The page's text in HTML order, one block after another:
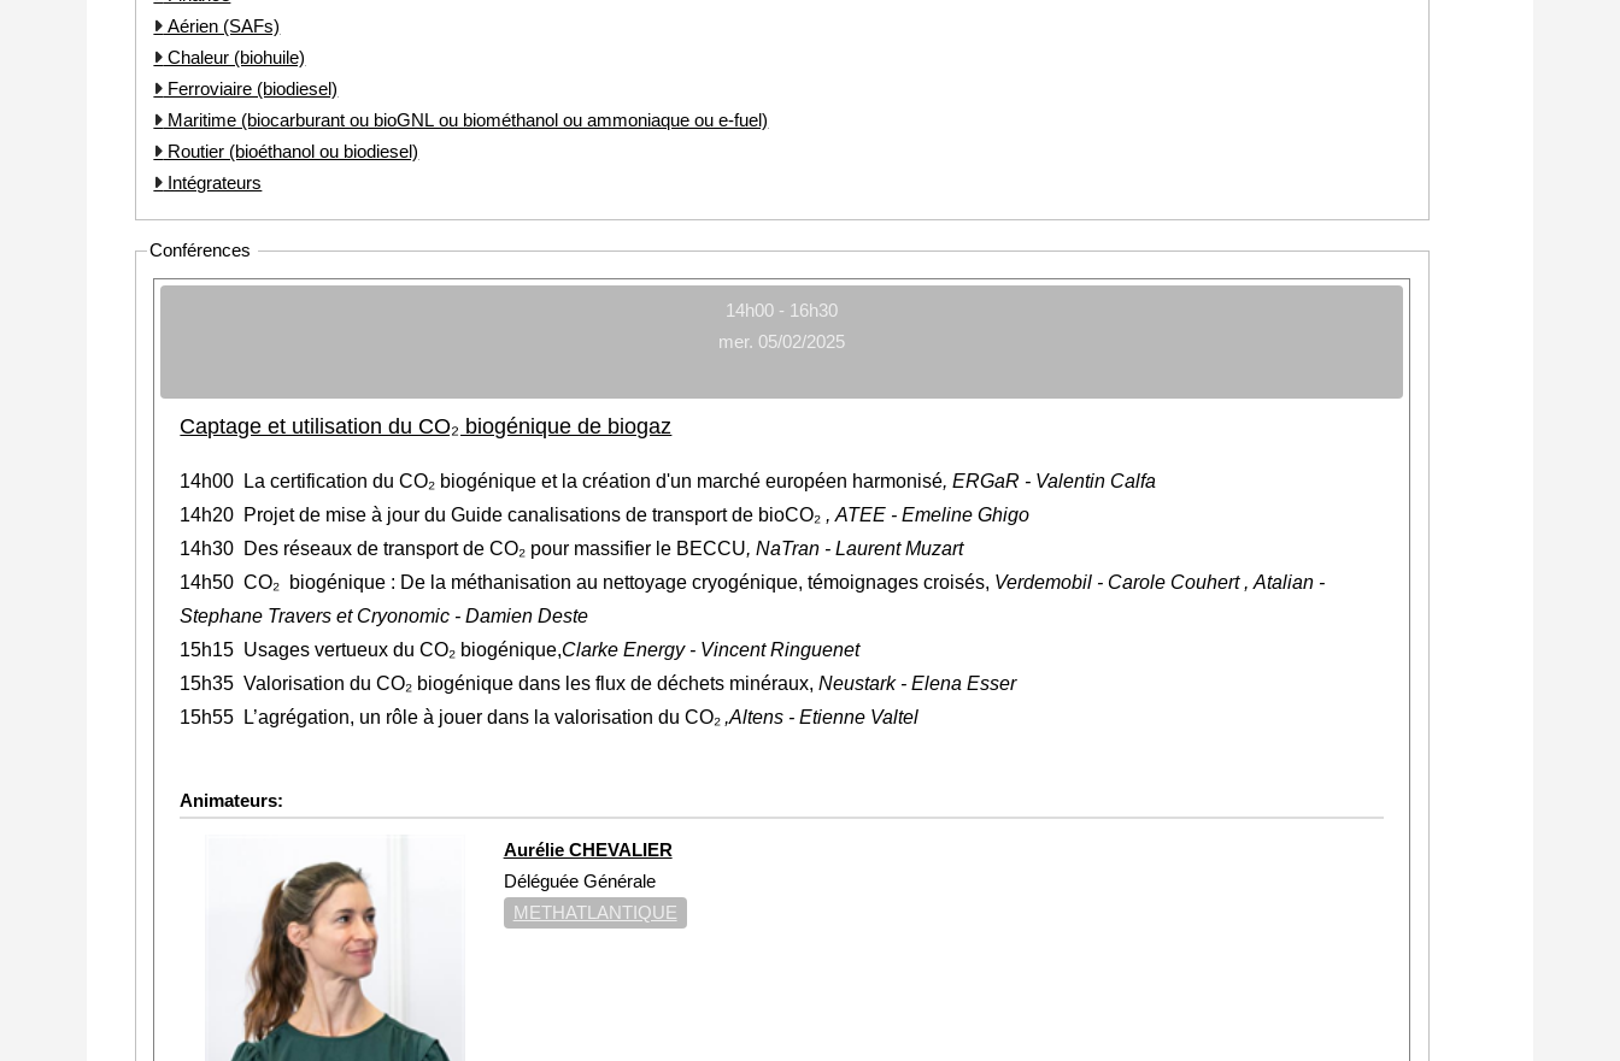
Aérien (SAFs)
Chaleur (biohuile)
Ferroviaire (biodiesel)
Maritime (biocarburant ou bioGNL ou biométhanol ou ammoniaque ou e-fuel)
Routier (bioéthanol ou biodiesel)
Intégrateurs
Conférences
14h00 - 16h30
mer. 05/02/2025
Captage et utilisation du CO₂ biogénique de biogaz
14h00 La certification du CO₂ biogénique et la création d'un marché européen harmonisé, ERGaR - Valentin Calfa
14h20 Projet de mise à jour du Guide canalisations de transport de bioCO₂ ,ATEE - Emeline Ghigo
14h30 Des réseaux de transport de CO₂ pour massifier le BECCU, NaTran - Laurent Muzart
14h50 CO₂ biogénique : De la méthanisation au nettoyage cryogénique, témoignages croisés, Verdemobil - Carole Couhert , Atalian -
Stephane Travers et Cryonomic - Damien Deste
15h15 Usages vertueux du CO₂ biogénique,Clarke Energy - Vincent Ringuenet
15h35 Valorisation du CO₂ biogénique dans les flux de déchets minéraux,Neustark - Elena Esser
15h55
L’agrégation, un rôle à jouer dans la valorisation du CO₂ ,Altens - Etienne Valtel
Animateurs:
Aurélie CHEVALIER
Déléguée Générale
METHATLANTIQUE